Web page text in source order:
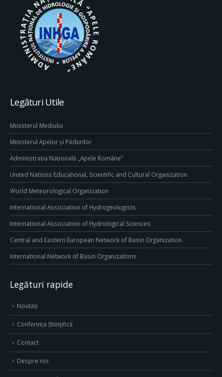
Legături Utile
Ministerul Mediului
Ministerul Apelor și Pădurilor
Administrația Națională „Apele Române”
United Nations Educational, Scientific and Cultural Organization
World Meteorological Organization
International Association of Hydrogeologists
International Association of Hydrological Sciences
Central and Eastern European Network of Basin Organization
International Network of Basin Organizations
Legături rapide
Noutăți
Conferința Științifică
Contact
Despre noi